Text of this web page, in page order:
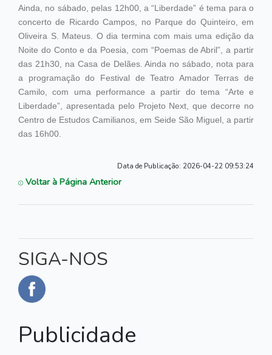
Ainda, no sábado, pelas 12h00, a “Liberdade” é tema para o
concerto de Ricardo Campos, no Parque do Quinteiro, em
Oliveira S. Mateus. O dia termina com mais uma edição da
Noite do Conto e da Poesia, com “Poemas de Abril”, a partir
das 21h30, na Casa de Delães. Ainda no sábado, nota para
a programação do Festival de Teatro Amador Terras de
Camilo, com uma performance a partir do tema “Arte e
Liberdade”, apresentada pelo Projeto Next, que decorre no
Centro de Estudos Camilianos, em Seide São Miguel, a partir
das 16h00.
Data de Publicação: 2026-04-22 09:53:24
Voltar à Página Anterior
SIGA-NOS
Publicidade